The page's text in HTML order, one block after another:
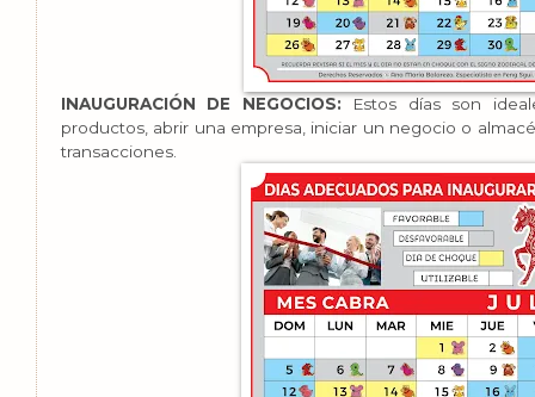
INAUGURACIÓN DE NEGOCIOS: Estos días son
productos, abrir una empresa, iniciar un negocio o
transacciones.